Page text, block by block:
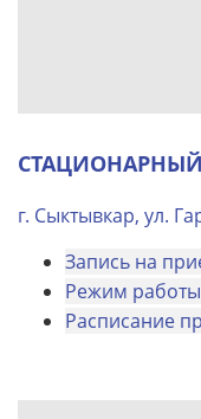
г. Сыктывкар, ул.
Запись на
Режим
Расписание